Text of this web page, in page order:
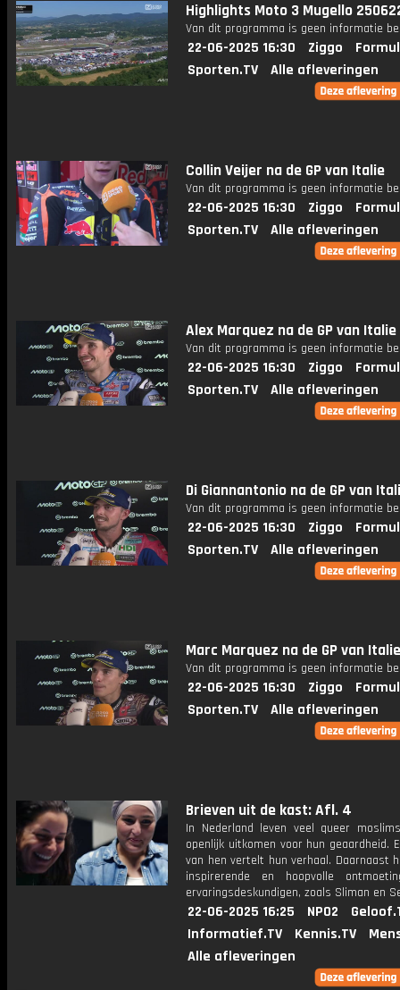
Highlights Moto 3 Mugello
Van dit programma is geen informatie
22-06-2025 16:30 Ziggo
Sporten.TV
Alle afleveringen
Collin Veijer na de GP van Italie
Van dit programma is geen informatie
22-06-2025 16:30 Ziggo
Sporten.TV
Alle afleveringen
Alex Marquez na de GP van Italie
Van dit programma is geen informatie
22-06-2025 16:30 Ziggo
Sporten.TV
Alle afleveringen
Di Giannantonio na de GP van
Van dit programma is geen informatie
22-06-2025 16:30 Ziggo
Sporten.TV
Alle afleveringen
Marc Marquez na de GP van Italie
Van dit programma is geen informatie
22-06-2025 16:30 Ziggo
Sporten.TV
Alle afleveringen
Brieven uit de kast: Afl. 4
In Nederland leven veel queer
openlijk uitkomen voor hun geaardheid.
van hen vertelt hun verhaal. Daarnaast
inspirerende en hoopvolle
ervaringsdeskundigen, zoals Sliman en
22-06-2025 16:25 NPO2
Informatief.TV
Kennis.TV
Alle afleveringen